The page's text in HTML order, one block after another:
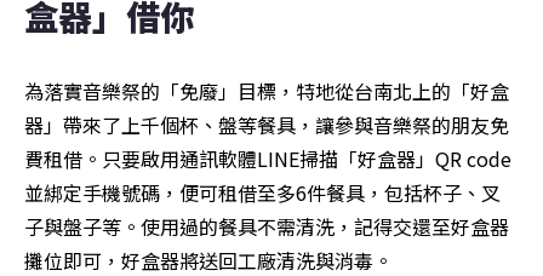
盒器」借你
為落實音樂祭的「免廢」目標，特地從台南北上的「好盒
器」帶來了上千個杯、盤等餐具，讓參與音樂祭的朋友免
費租借。只要啟用通訊軟體LINE掃描「好盒器」QR code
並綁定手機號碼，便可租借至多6件餐具，包括杯子、叉
子與盤子等。使用過的餐具不需清洗，記得交還至好盒器
攤位即可，好盒器將送回工廠清洗與消毒。